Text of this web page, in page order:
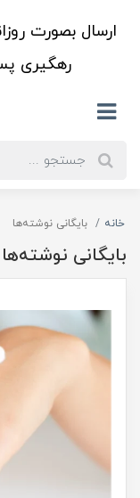
ارسال بصورت
رهگیری
خانه بایگانی نوشته‌ها
بایگانی نوشته‌ها